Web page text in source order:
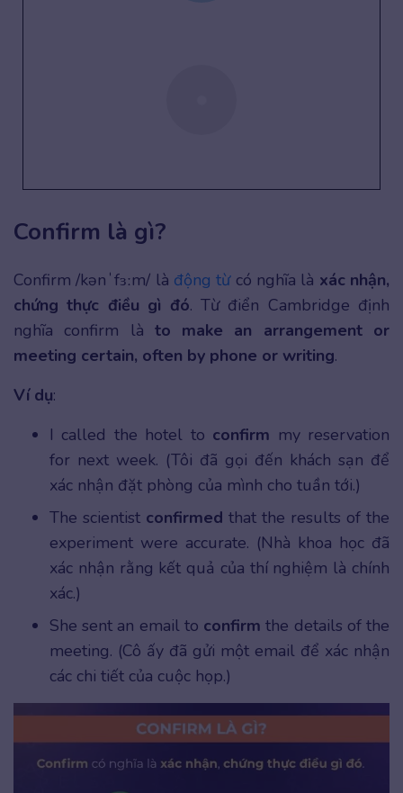
Confirm là gì?
Confirm /kənˈfɜːm/ là động từcó nghĩa là xác nhận,
chứng thực điều gì đó. Từ điển Cambridge định
nghĩa confirm là to make an arrangement or
meeting certain, often by phone or writing.
Ví dụ:
I called the hotel to confirm my reservation
for next week. (Tôi đã gọi đến khách sạn để
xác nhận đặt phòng của mình cho tuần tới.)
The scientist confirmed that the results of the
experiment were accurate. (Nhà khoa học đã
xác nhận rằng kết quả của thí nghiệm là chính
xác.)
She sent an email to confirm the details of the
meeting. (Cô ấy đã gửi một email để xác nhận
các chi tiết của cuộc họp.)